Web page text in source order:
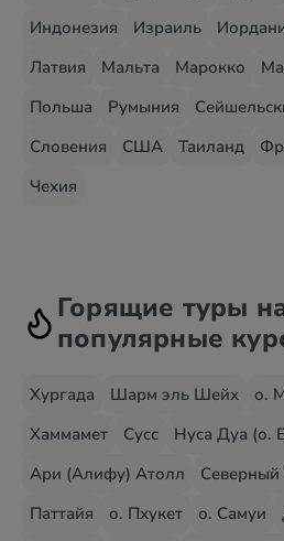
Индонезия
Израиль
Латвия
Мальта Марокко
Польша
Румыния
Словения
США Таиланд
Чехия
Горящие туры
популярные
Хургада Шарм эль Шейх о.
Хаммамет
Сусс
Нуса Дуа (о.
Ари (Алифу) Атолл
Паттайя
о. Пхукет о. Самуи